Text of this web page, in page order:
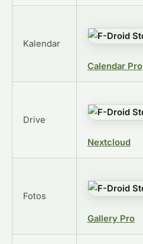
Kalendar
Calendar Pro
Drive
Nextcloud
Fotos
Gallery Pro